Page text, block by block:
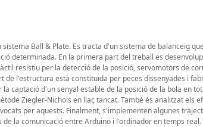
Ball & Plate. Es tracta d'un sistema de balanceig
determinada. En la primera part del treball es
resistiu per la detecció de la posició, servomotors de
l'estructura està constituïda per peces dissenyades i
captació d'un senyal estable de la posició de la bola en
Ziegler-Nichols en llaç tancat. També és analitzat els
per aquests. Finalment, s'implementen algunes
la comunicació entre Arduino i l'ordinador en temps real.